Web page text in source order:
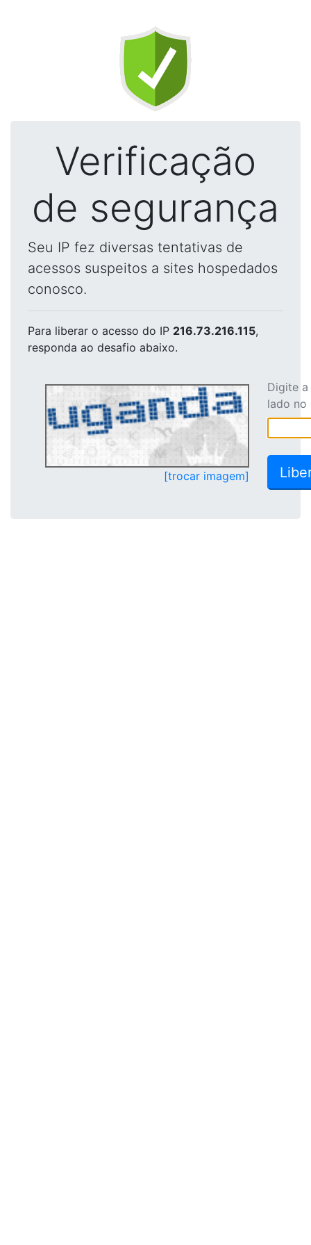
Verificação
de segurança
Seu IP fez diversas tentativas de
acessos suspeitos a sites hospedados
conosco.
Para liberar o acesso do IP 216.73.216.115,
responda ao desafio abaixo.
[trocar imagem]
Digite
lado no